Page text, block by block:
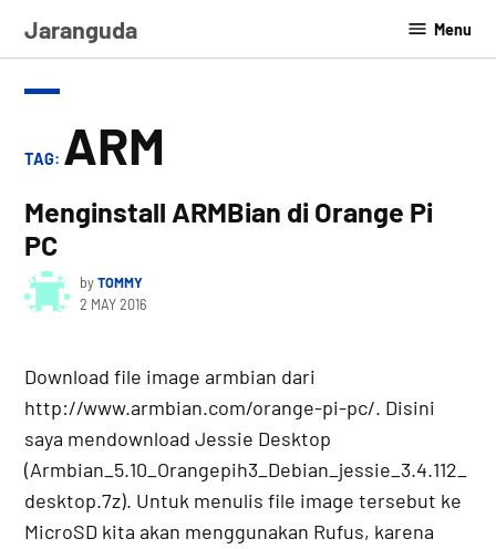
Jaranguda Menu
TAG: ARM
Menginstall ARMBian di Orange Pi
PC
byTOMMY
2 MAY 2016
Download file image armbian dari
http://www.armbian.com/orange-pi-pc/. Disini
saya mendownload Jessie Desktop
(Armbian_5.10_Orangepih3_Debian_jessie_3.4.112_
desktop.7z). Untuk menulis file image tersebut ke
MicroSD kita akan menggunakan Rufus, karena